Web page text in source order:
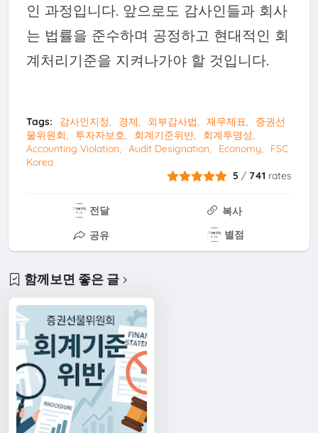
인 과정입니다. 앞으로도 감사인들과 회사
는 법률을 준수하며 공정하고 현대적인 회
계처리기준을 지켜나가야 할 것입니다.
Tags: 감사인지정 경제 외부감사법 재무제표
증권선
물위원회
투자자보호 회계기준위반
회계투명성
Accounting Violation
Audit Designation Economy
FSC
Korea
5 / 741 rates
전달
복사
공유
별점
함께보면 좋은 글